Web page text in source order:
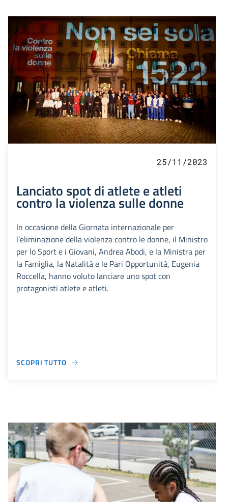
25/11/2023
Lanciato spot di atlete e atleti
contro la violenza sulle donne
In occasione della Giornata internazionale per
l’eliminazione della violenza contro le donne, il Ministro
per lo Sport e i Giovani, Andrea Abodi, e la Ministra per
la Famiglia, la Natalità e le Pari Opportunità, Eugenia
Roccella, hanno voluto lanciare uno spot con
protagonisti atlete e atleti.
SCOPRI TUTTO